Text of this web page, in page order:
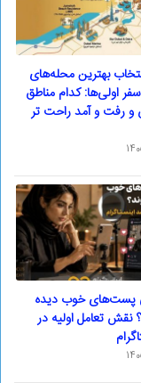
بهترین محله‌های
اولی‌ها: کدام مناطق
و رفت و آمد راحت تر
پست‌های خوب دیده
نقش تعامل اولیه در